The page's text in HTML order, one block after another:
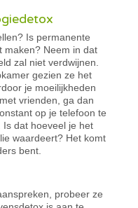
Is permanente
maken? Neem in dat
zal niet verdwijnen.
gezien ze het
je moeilijkheden
vrienden, ga dan
op je telefoon te
Is dat hoeveel je het
waardeert? Het komt
bent.
probeer ze